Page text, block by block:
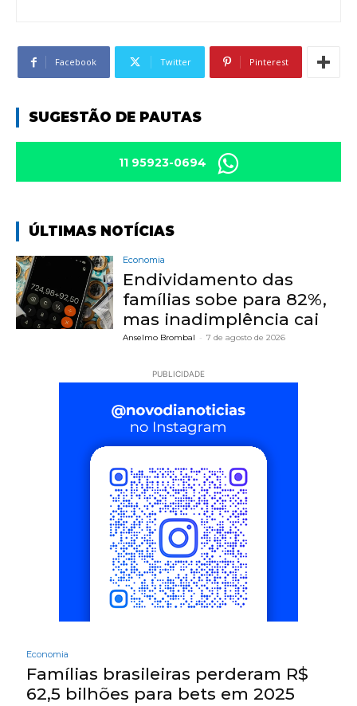
Facebook Twitter Pinterest
SUGESTÃO DE PAUTAS
11 95923-0694
ÚLTIMAS NOTÍCIAS
Economia
Endividamento das
famílias sobe para 82%,
mas inadimplência cai
Anselmo Brombal - 7 de agosto de 2026
PUBLICIDADE
Economia
Famílias brasileiras perderam R$
62,5 bilhões para bets em 2025